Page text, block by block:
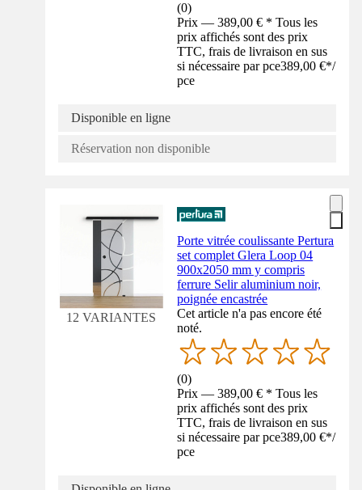
(0)
Prix — 389,00 € * Tous les
prix affichés sont des prix
TTC, frais de livraison en sus
si nécessaire par pce389,00 €*/
pce
Disponible en ligne
Réservation non disponible
12 VARIANTES
Porte vitrée coulissante Pertura
set complet Glera Loop 04
900x2050 mm y compris
ferrure Selir aluminium noir,
poignée encastrée
Cet article n'a pas encore été
noté.
(0)
Prix — 389,00 € * Tous les
prix affichés sont des prix
TTC, frais de livraison en sus
si nécessaire par pce389,00 €*/
pce